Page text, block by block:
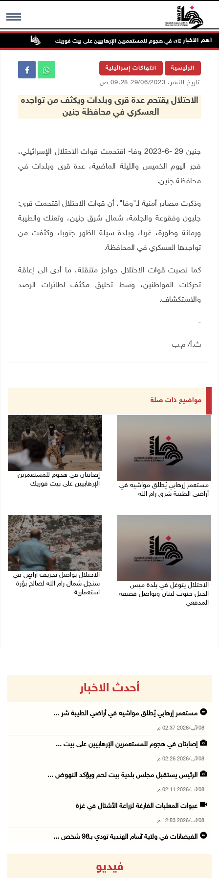
MENU أهم الاخبارإصابتان في هجوم للمستعمرين الإرهابيين على بيت فوريك
الرئيسية انتهاكات إسرائيلية
تاريخ النشر: 29/06/2023 09:28 ص
الاحتلال يقتحم عدة قرى وبلدات ويكثف من تواجده
العسكري في محافظة جنين
جنين 29 -6-2023 وفا- اقتحمت قوات الاحتلال الإسرائيلي،
فجر اليوم الخميس والليلة الماضية، عدة قرى وبلدات في
محافظة جنين.
وذكرت مصادر أمنية لـ"وفا"، أن قوات الاحتلال اقتحمت قرى:
جلبون وفقوعة والجلمة، شمال شرق جنين، وتعنك والطيبة
ورمانة وطورة، غربا، وبلدة سيلة الظهر جنوبا، وكثفت من
تواجدها العسكري في المحافظة.
كما نصبت قوات الاحتلال حواجز متنقلة، ما أدى الى إعاقة
تحركات المواطنين، وسط تحليق مكثف لطائرات الرصد
والاستكشاف.
-
ث.أ/ م.ب
مواضيع ذات صلة
مستعمر إرهابي يُطلق مواشيه في
أراضي الطيبة شرق رام الله
إصابتان في هجوم للمستعمرين
الإرهابيين على بيت فوريك
الاحتلال يتوغل في بلدة ميس
الجبل جنوب لبنان ويواصل قصفه
المدفعي
الاحتلال يواصل تجريف أراضٍ في
سنجل شمال رام الله لصالح بؤرة
استعمارية
أحدث الاخبار
مستعمر إرهابي يُطلق مواشيه في أراضي الطيبة شر ...
08/آب/2026 02:37 م
إصابتان في هجوم للمستعمرين الإرهابيين على بيت ...
08/آب/2026 02:26 م
الرئيس يستقبل مجلس بلدية بيت لحم ويؤكد النهوض ...
08/آب/2026 02:11 م
عبوات المعلبات الفارغة لزراعة الأشتال في غزة
08/آب/2026 12:53 م
الفيضانات في ولاية آسام الهندية تودي بـ98 شخص ...
الاحتلال يتوغل في بلدة ميس الجبل جنوب لبنان و ...
فيديو